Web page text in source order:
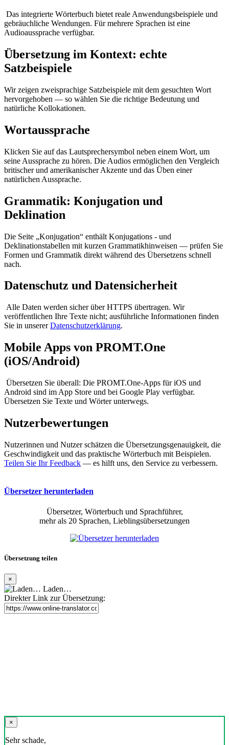
Das integrierte Wörterbuch bietet reale Anwendungsbeispiele und
gebräuchliche Wendungen. Für mehrere Sprachen ist eine
Audioaussprache verfügbar.
Übersetzung im Kontext: echte
Satzbeispiele
Wir zeigen zweisprachige Satzbeispiele mit dem gesuchten Wort
hervorgehoben — so wählen Sie die richtige Bedeutung und
natürliche Kollokationen.
Wortaussprache
Klicken Sie auf das Lautsprechersymbol neben einem Wort, um
seine Aussprache zu hören. Die Audios ermöglichen den Vergleich
britischer und amerikanischer Akzente und das Üben einer
natürlichen Aussprache.
Grammatik: Konjugation und
Deklination
Die Seite „Konjugation“ enthält Konjugations - und
Deklinationstabellen mit kurzen Grammatikhinweisen — prüfen Sie
Formen und Grammatik direkt während des Übersetzens schnell
nach.
Datenschutz und Datensicherheit
Alle Daten werden sicher über HTTPS übertragen. Wir
veröffentlichen Ihre Texte nicht; ausführliche Informationen finden
Sie in unsererDatenschutzerklärung.
Mobile Apps von PROMT.One
(iOS/Android)
Übersetzen Sie überall: Die PROMT.One-Apps für iOS und
Android sind im App Store und bei Google Play verfügbar.
Übersetzen Sie Texte und Wörter unterwegs.
Nutzerbewertungen
Nutzerinnen und Nutzer schätzen die Übersetzungsgenauigkeit, die
Geschwindigkeit und das praktische Wörterbuch mit Beispielen.
Teilen Sie Ihr Feedback — es hilft uns, den Service zu verbessern.
Übersetzer herunterladen
Übersetzer, Wörterbuch und Sprachführer,
mehr als 20 Sprachen, Lieblingsübersetzungen
Übersetzung teilen
×
Laden…
Direkter Link zur Übersetzung:
×
Sehr schade,